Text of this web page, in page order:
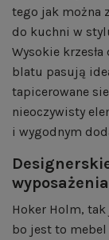
tego jak można
do kuchni w
Wysokie
blatu pasują
tapicerowane
nieoczywisty
i wygodnym
wyposażenia
Hoker Holm,
bo jest to